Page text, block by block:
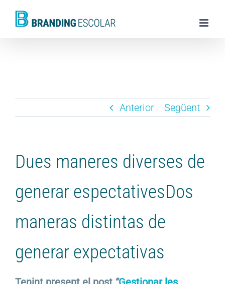
Skip
Anterior Següent
Dues maneres diverses de
generar espectativesDos
maneras distintas de
generar expectativas